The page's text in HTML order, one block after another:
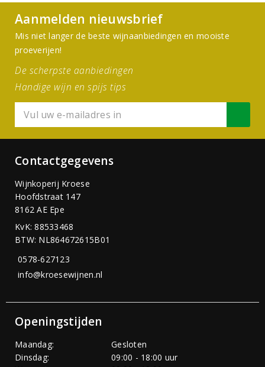
Aanmelden nieuwsbrief
Mis niet langer de beste wijnaanbiedingen en mooiste
proeverijen!
De scherpste aanbiedingen
Handige wijn en spijs tips
Contactgegevens
Wijnkoperij Kroese
Hoofdstraat 147
8162 AE Epe
KvK: 88533468
BTW: NL864672615B01
0578-627123
info@kroesewijnen.nl
Openingstijden
Maandag:
Gesloten
Dinsdag:
09:00 - 18:00 uur